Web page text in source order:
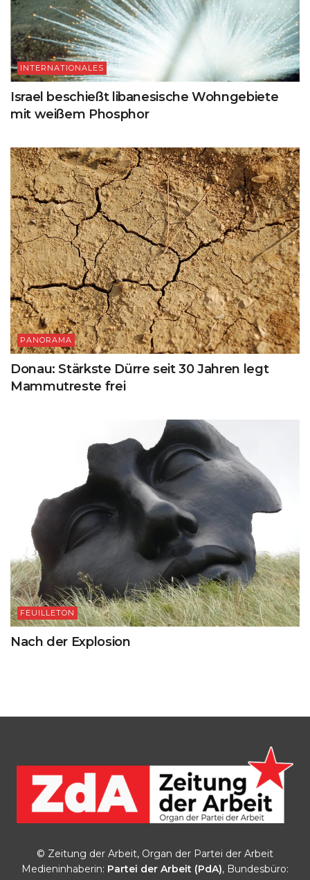
INTERNATIONALES
Israel beschießt libanesische Wohngebiete
mit weißem Phosphor
PANORAMA
Donau: Stärkste Dürre seit 30 Jahren legt
Mammutreste frei
FEUILLETON
Nach der Explosion
© Zeitung der Arbeit, Organ der Partei der Arbeit
Medieninhaberin: Partei der Arbeit (PdA), Bundesbüro: